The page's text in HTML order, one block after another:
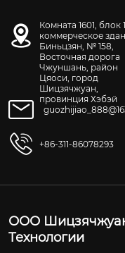
Комната 1601, блок
коммерческое
Биньцзян, № 158,
Восточная дорога
Чжуншань, район
Цяоси, город
Шицзячжуан,
провинция Хэбэй
+86-311-86078293
ООО
Технологии